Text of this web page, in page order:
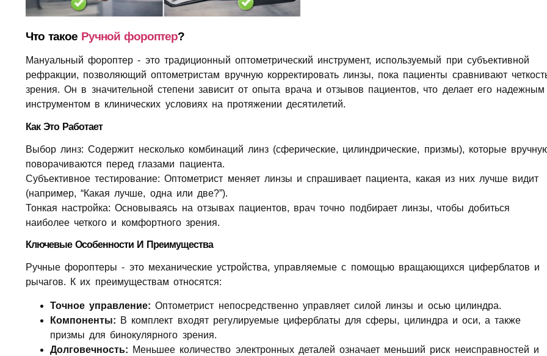
Что такое Ручной фороптер?
Мануальный фороптер - это традиционный оптометрический инструмент, используемый при субъективной
рефракции, позволяющий оптометристам вручную корректировать линзы, пока пациенты сравнивают
зрения. Он в значительной степени зависит от опыта врача и отзывов пациентов, что делает его надежным
инструментом в клинических условиях на протяжении десятилетий.
Как Это Работает
Выбор линз: Содержит несколько комбинаций линз (сферические, цилиндрические, призмы), которые
поворачиваются перед глазами пациента.
Субъективное тестирование: Оптометрист меняет линзы и спрашивает пациента, какая из них лучше видит
(например, “Какая лучше, одна или две?”).
Тонкая настройка: Основываясь на отзывах пациентов, врач точно подбирает линзы, чтобы добиться
наиболее четкого и комфортного зрения.
Ключевые Особенности И Преимущества
Ручные фороптеры - это механические устройства, управляемые с помощью вращающихся циферблатов и
рычагов. К их преимуществам относятся:
Точное управление: Оптометрист непосредственно управляет силой линзы и осью цилиндра.
Компоненты: В комплект входят регулируемые циферблаты для сферы, цилиндра и оси, а также
призмы для бинокулярного зрения.
Долговечность: Меньшее количество электронных деталей означает меньший риск неисправностей и